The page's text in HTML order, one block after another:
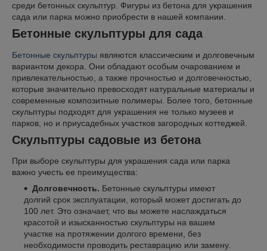
среди бетонных скульптур. Фигуры из бетона для украшения
сада или парка можно приобрести в нашей компании.
Бетонные скульптуры для сада
Бетонные скульптуры являются классическим и долговечным
вариантом декора. Они обладают особым очарованием и
привлекательностью, а также прочностью и долговечностью,
которые значительно превосходят натуральные материалы и
современные композитные полимеры. Более того, бетонные
скульптуры подходят для украшения не только музеев и
парков, но и приусадебных участков загородных коттеджей.
Скульптуры садовые из бетона
При выборе скульптуры для украшения сада или парка
важно учесть ее преимущества:
Долговечность. Бетонные скульптуры имеют
долгий срок эксплуатации, который может достигать до
100 лет. Это означает, что вы можете наслаждаться
красотой и изысканностью скульптуры на вашем
участке на протяжении долгого времени, без
необходимости проводить реставрацию или замену.